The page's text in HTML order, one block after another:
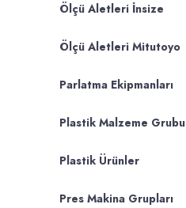
Ölçü Aletleri İnsize
Ölçü Aletleri Mitutoyo
Parlatma Ekipmanları
Plastik Malzeme Grubu
Plastik Ürünler
Pres Makina Grupları